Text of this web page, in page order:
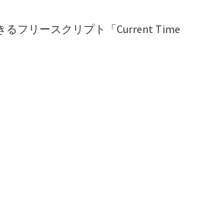
フリースクリプト「Current Time